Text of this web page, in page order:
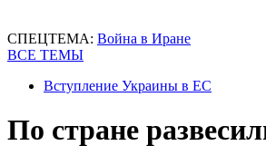
СПЕЦТЕМА: Война в Иране
ВСЕ ТЕМЫ
Вступление Украины в ЕС
По стране